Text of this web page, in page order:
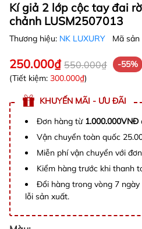
Kí giả 2 lớp cộc tay đai
chảnh LUSM2507013
Thương hiệu: NK LUXURY Mã sản
250.000₫ 550.000₫
-55%
(Tiết kiệm: 300.000₫)
KHUYẾN MÃI - ƯU ĐÃI
Đơn hàng từ 1.000.000VNĐ
Vận chuyển toàn quốc
Miễn phí vận chuyển với
Kiểm hàng trước khi thanh
Đổi hàng trong vòng 7
lỗi sản xuất.